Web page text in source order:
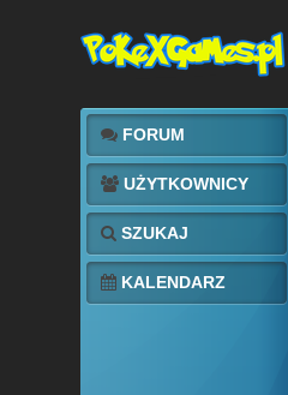
FORUM
UŻYTKOWNICY
SZUKAJ
KALENDARZ